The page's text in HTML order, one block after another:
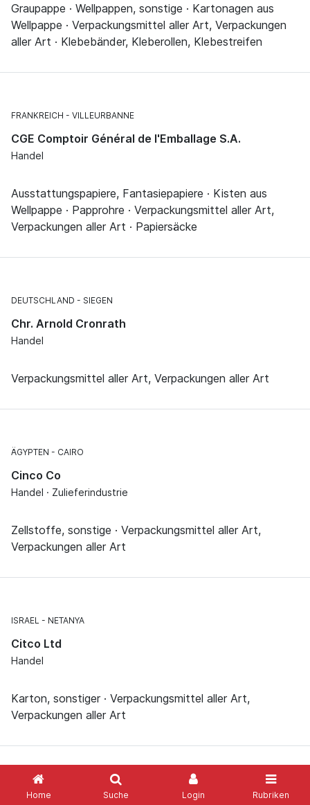
Home Suche Login Rubriken
Graupappe · Wellpappen, sonstige · Kartonagen aus
Wellpappe · Verpackungsmittel aller Art, Verpackungen
aller Art · Klebebänder, Kleberollen, Klebestreifen
FRANKREICH VILLEURBANNE
CGE Comptoir Général de l'Emballage S.A.
Handel
Ausstattungspapiere, Fantasiepapiere · Kisten aus
Wellpappe · Papprohre · Verpackungsmittel aller Art,
Verpackungen aller Art · Papiersäcke
DEUTSCHLAND SIEGEN
Chr. Arnold Cronrath
Handel
Verpackungsmittel aller Art, Verpackungen aller Art
ÄGYPTEN CAIRO
Cinco Co
Handel · Zulieferindustrie
Zellstoffe, sonstige · Verpackungsmittel aller Art,
Verpackungen aller Art
ISRAEL NETANYA
Citco Ltd
Handel
Karton, sonstiger · Verpackungsmittel aller Art,
Verpackungen aller Art